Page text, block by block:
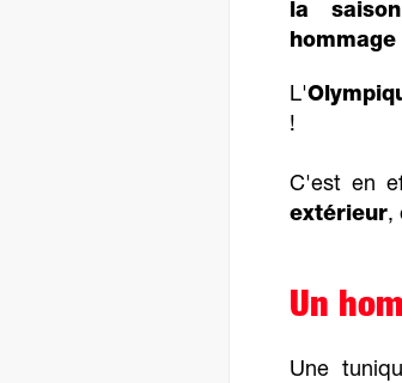
la
L'
!
C'est en
extérieur,
Un
Une